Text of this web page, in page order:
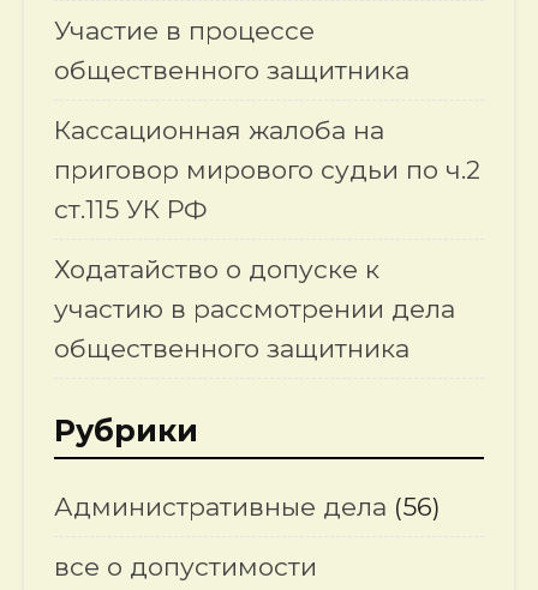
Участие в процессе
общественного защитника
Кассационная жалоба на
приговор мирового судьи по ч.2
ст.115 УК РФ
Ходатайство о допуске к
участию в рассмотрении дела
общественного защитника
Рубрики
Административные дела (56)
все о допустимости